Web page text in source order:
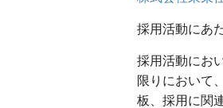
採用活動にあ
採用活動にお
限りにおいて
板、採用に関